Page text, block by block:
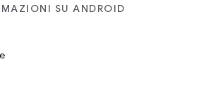
SU ANDROID